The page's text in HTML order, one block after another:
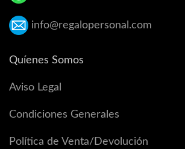
info@regalopersonal.com
Quíenes Somos
Aviso Legal
Condiciones Generales
Política de Venta/Devolución